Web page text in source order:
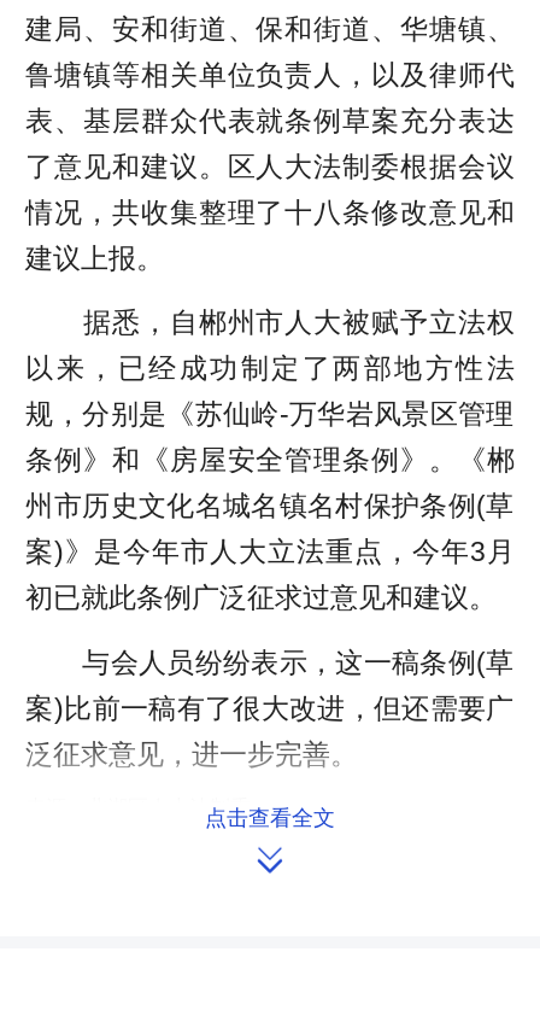
建局、安和街道、保和街道、华塘镇、
鲁塘镇等相关单位负责人，以及律师代
表、基层群众代表就条例草案充分表达
了意见和建议。区人大法制委根据会议
情况，共收集整理了十八条修改意见和
建议上报。
据悉，自郴州市人大被赋予立法权
以来，已经成功制定了两部地方性法
规，分别是《苏仙岭-万华岩风景区管理
条例》和《房屋安全管理条例》。《郴
州市历史文化名城名镇名村保护条例(草
案)》是今年市人大立法重点，今年3月
初已就此条例广泛征求过意见和建议。
与会人员纷纷表示，这一稿条例(草
案)比前一稿有了很大改进，但还需要广
泛征求意见，进一步完善。
来源：北湖区人大法制委点击查看全文
